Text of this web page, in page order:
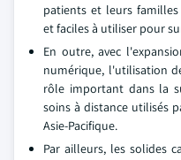
patients et leurs
et faciles à utiliser pour
En outre, avec
numérique, l'utilisation
rôle important dans la
soins à distance utilisés
Asie-Pacifique.
Par ailleurs, les solides